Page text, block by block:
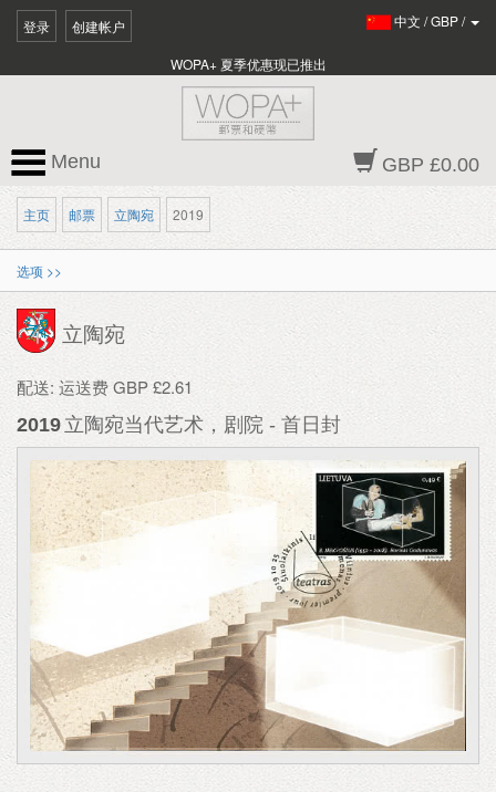
登录 创建帐户 中文 /GBP/
WOPA+ 夏季优惠现已推出
GBP £0.00
Menu
主页 邮票 立陶宛 2019
选项 >>
立陶宛
配送: 运送费 GBP £2.61
2019 立陶宛当代艺术，剧院 - 首日封